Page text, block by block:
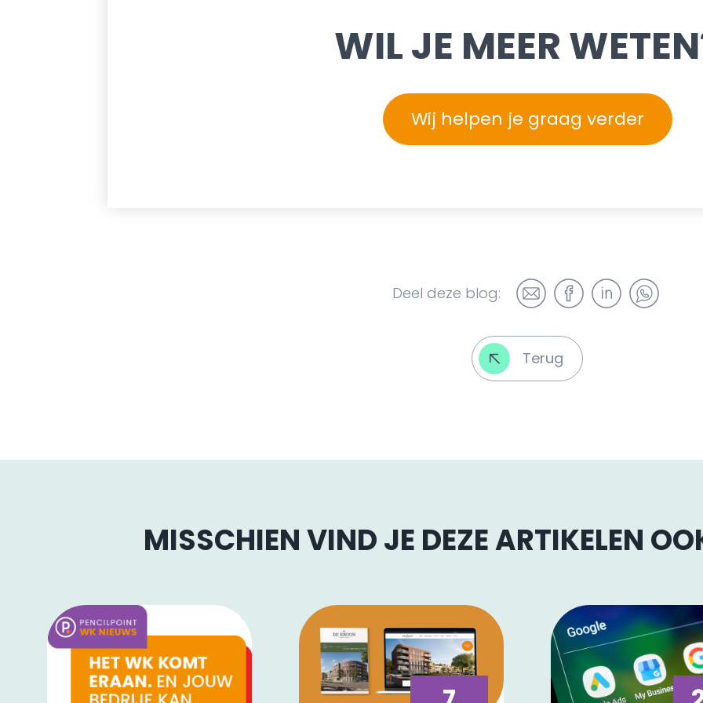
WIL JE MEER
Wij helpen je graag verder
Deel deze blog:
Terug
MISSCHIEN VIND JE DEZE ARTIKELEN